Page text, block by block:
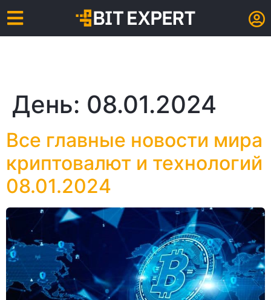
День: 08.01.2024
Все главные новости мира
криптовалют и технологий
08.01.2024